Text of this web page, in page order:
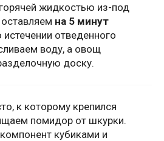
жидкостью из-под
на 5 минут
отведенного
воду, а овощ
доску.
к которому крепился
помидор от шкурки.
кубиками и